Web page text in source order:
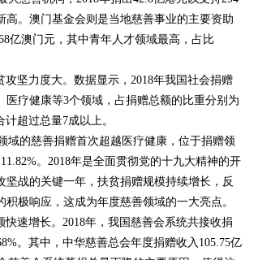
高。澳门基金会则是当地慈善事业的主要资助
亿澳门元，其中青年人才领域最高，占比
坚力度大。数据显示，2018年我国社会捐赠
医疗健康等3个领域，占捐赠总额的比重分别为
计超过总量7成以上。
的慈善捐赠首次超越医疗健康，位于捐赠领
。2018年是全面贯彻党的十九大精神的开
坚战的关键一年，扶贫捐赠规模持续增长，反
极响应，这成为年度慈善领域的一大亮点。
速增长。2018年，我国慈善会系统共接收捐
。其中，中华慈善总会年度捐赠收入105.75亿